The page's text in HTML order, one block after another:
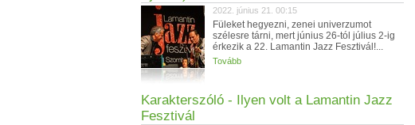
2022. június 21. 00:15
Füleket hegyezni, zenei univerzumot
szélesre tárni, mert június 26-tól július 2-ig
érkezik a 22. Lamantin Jazz Fesztivál!...
Tovább
Karakterszóló - Ilyen volt a Lamantin Jazz
Fesztivál